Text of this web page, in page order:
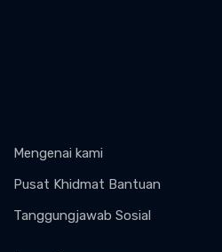
Mengenai kami
Pusat Khidmat Bantuan
Tanggungjawab Sosial